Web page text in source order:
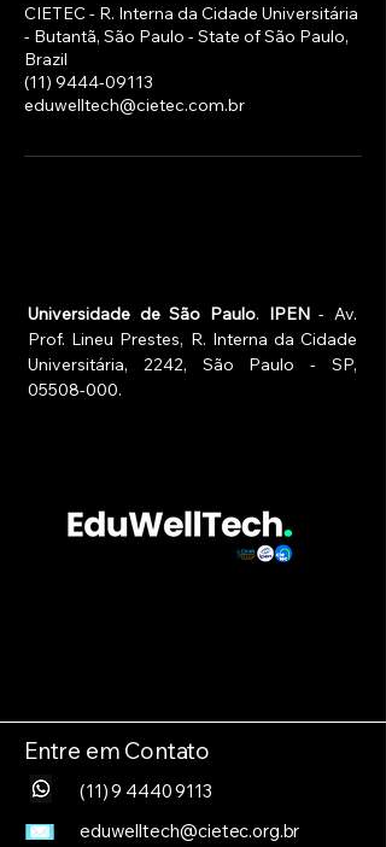
CIETEC - R. Interna da Cidade Universitária
- Butantã, São Paulo - State of São Paulo,
Brazil
(11) 9444-09113
eduwelltech@cietec.com.br
Universidade de São Paulo. IPEN- Av.
Prof. Lineu Prestes, R. Interna da Cidade
Universitária, 2242, São Paulo - SP,
05508-000.
Entre em Contato
(11) 9 4440 9113
eduwelltech@cietec.org.br